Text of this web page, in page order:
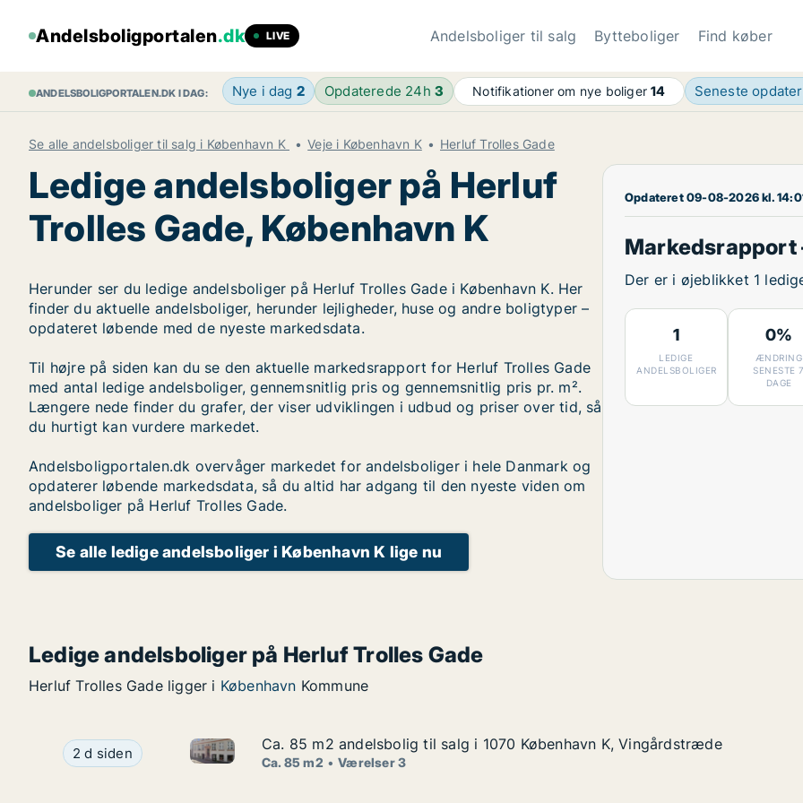
Andelsboligportalen.dk LIVE Andelsboliger til salg Bytteboliger Find køber
ANDELSBOLIGPORTALEN.DK I DAG: Nye i dag 2 Opdaterede 24h3 Notifikationer om nye boliger14 Seneste
Se alle andelsboliger til salg i København K Veje i København K Herluf Trolles Gade
Ledige andelsboliger på Herluf
Trolles Gade, København K
Herunder ser du ledige andelsboliger på Herluf Trolles Gade i København K. Her
finder du aktuelle andelsboliger, herunder lejligheder, huse og andre boligtyper –
opdateret løbende med de nyeste markedsdata.
Til højre på siden kan du se den aktuelle markedsrapport for Herluf Trolles Gade
med antal ledige andelsboliger, gennemsnitlig pris og gennemsnitlig pris pr. m².
Længere nede finder du grafer, der viser udviklingen i udbud og priser over tid, så
du hurtigt kan vurdere markedet.
Andelsboligportalen.dk overvåger markedet for andelsboliger i hele Danmark og
opdaterer løbende markedsdata, så du altid har adgang til den nyeste viden om
andelsboliger på Herluf Trolles Gade.
Se alle ledige andelsboliger i København K lige nu
Opdateret 09-08-2026 kl.
Markedsrapport
Der er i øjeblikket 1
1
LEDIGE
ANDELSBOLIGER
0%
ÆNDRING
SENESTE 7
DAGE
Ledige andelsboliger på Herluf Trolles Gade
Herluf Trolles Gade ligger i København Kommune
Ca. 85 m2 andelsbolig til salg i 1070 København K, Vingårdstræde
2 d siden Ca. 85 m2 andelsbolig til salg i 1070 København K, Vingårdstræde
Ca. 85 m2 andelsbolig til salg i 1070 København K, Vingårdstræde
Ca. 85 m2 andelsbolig til salg i 1070 København K, Vingårdstræde
Ca. 85 m2 Værelser 3